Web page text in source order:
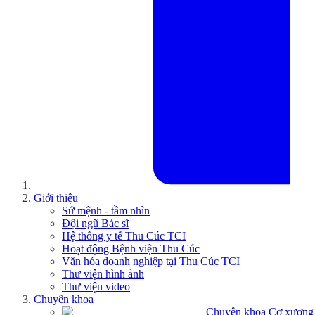
Giới thiệu
Sứ mệnh - tầm nhìn
Đội ngũ Bác sĩ
Hệ thống y tế Thu Cúc TCI
Hoạt động Bệnh viện Thu Cúc
Văn hóa doanh nghiệp tại Thu Cúc TCI
Thư viện hình ảnh
Thư viện video
Chuyên khoa
Chuyên khoa Cơ